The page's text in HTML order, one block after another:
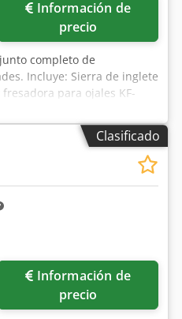
precio
completo de
Incluye: Sierra de inglete
para ojales KF-
Aqepfx Acnjf
Máquina automática
de vidrio GLSP-200E con
Clasificado
precio